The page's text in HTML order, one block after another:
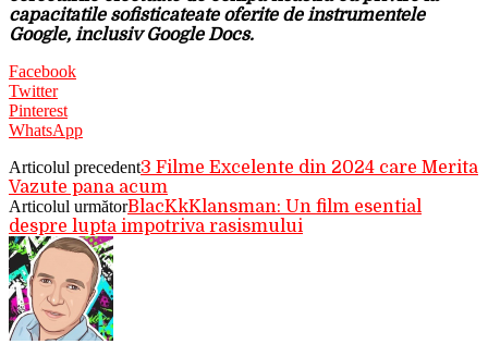
capacitatile sofisticateate oferite de instrumentele
Google, inclusiv Google Docs.
Facebook
Twitter
Pinterest
WhatsApp
Articolul precedent3 Filme Excelente din 2024 care Merita
Vazute pana acum
Articolul următorBlacKkKlansman: Un film esential
despre lupta impotriva rasismului